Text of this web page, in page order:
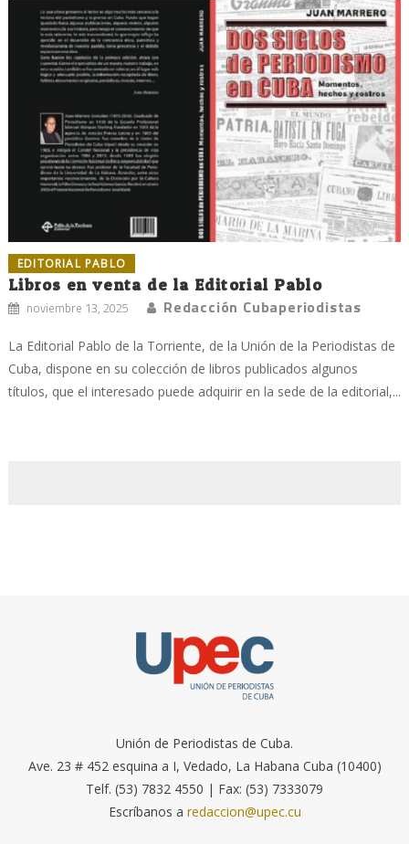
EDITORIAL PABLO
Libros en venta de la Editorial Pablo
noviembre 13, 2025 Redacción Cubaperiodistas
La Editorial Pablo de la Torriente, de la Unión de la Periodistas de
Cuba, dispone en su colección de libros publicados algunos
títulos, que el interesado puede adquirir en la sede de la editorial,...
Unión de Periodistas de Cuba.
Ave. 23 # 452 esquina a I, Vedado, La Habana Cuba (10400)
Telf. (53) 7832 4550 | Fax: (53) 7333079
Escríbanos a redaccion@upec.cu